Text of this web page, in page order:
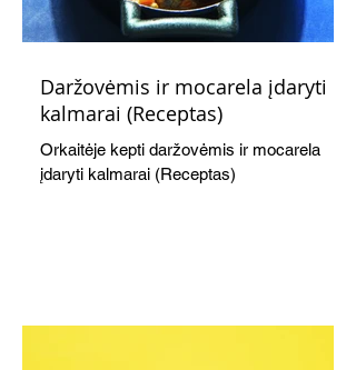
Daržovėmis ir mocarela įdaryti
kalmarai (Receptas)
Orkaitėje kepti daržovėmis ir mocarela
įdaryti kalmarai (Receptas)